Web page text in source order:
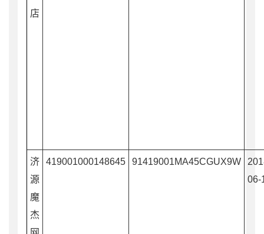
店
济
源
魔
杰
419001000148645 91419001MA45CGUX9W
06-